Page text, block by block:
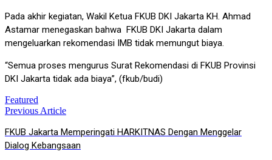
Pada akhir kegiatan, Wakil Ketua FKUB DKI Jakarta KH. Ahmad
Astamar menegaskan bahwa FKUB DKI Jakarta dalam
mengeluarkan rekomendasi IMB tidak memungut biaya.
“Semua proses mengurus Surat Rekomendasi di FKUB Provinsi
DKI Jakarta tidak ada biaya”, (fkub/budi)
Featured
Post
navigation
Previous Article
FKUB Jakarta Memperingati HARKITNAS Dengan Menggelar
Dialog Kebangsaan